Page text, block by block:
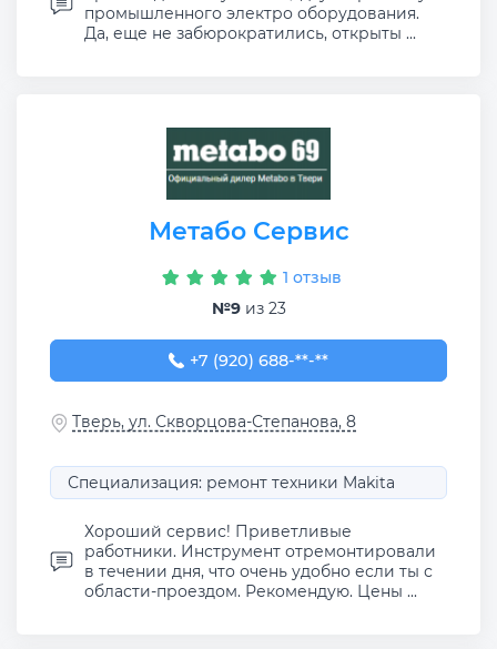
промышленного электро оборудования.
Да, еще не забюрократились, открыты ...
Метабо Сервис
1 отзыв
№9из 23
+7 (920) 688-24-77
+7 (920) 688-**-**
Тверь, ул. Скворцова-Степанова, 8
Специализация: ремонт техники Makita
Хороший сервис! Приветливые
работники. Инструмент отремонтировали
в течении дня, что очень удобно если ты с
области-проездом. Рекомендую. Цены ...